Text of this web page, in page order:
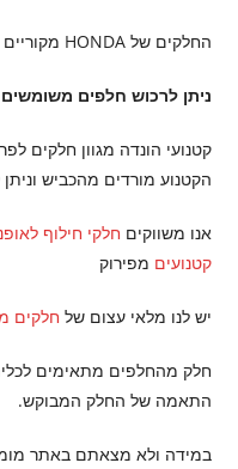
החלקים של HONDA מקוריים משומשים מפירוק
ניתן לרכוש חלפים משומשים
קטנועי הונדה מגוון חלקים
הקטנוע מורדים מהכביש וניתן
אנו משווקיםחלקי חילוף
קטנועיםמפירוק
יש לנו מלאי עצום שלחלקים
חלק מהחלפים מתאימים לכלים
התאמה של החלק המבוקש.